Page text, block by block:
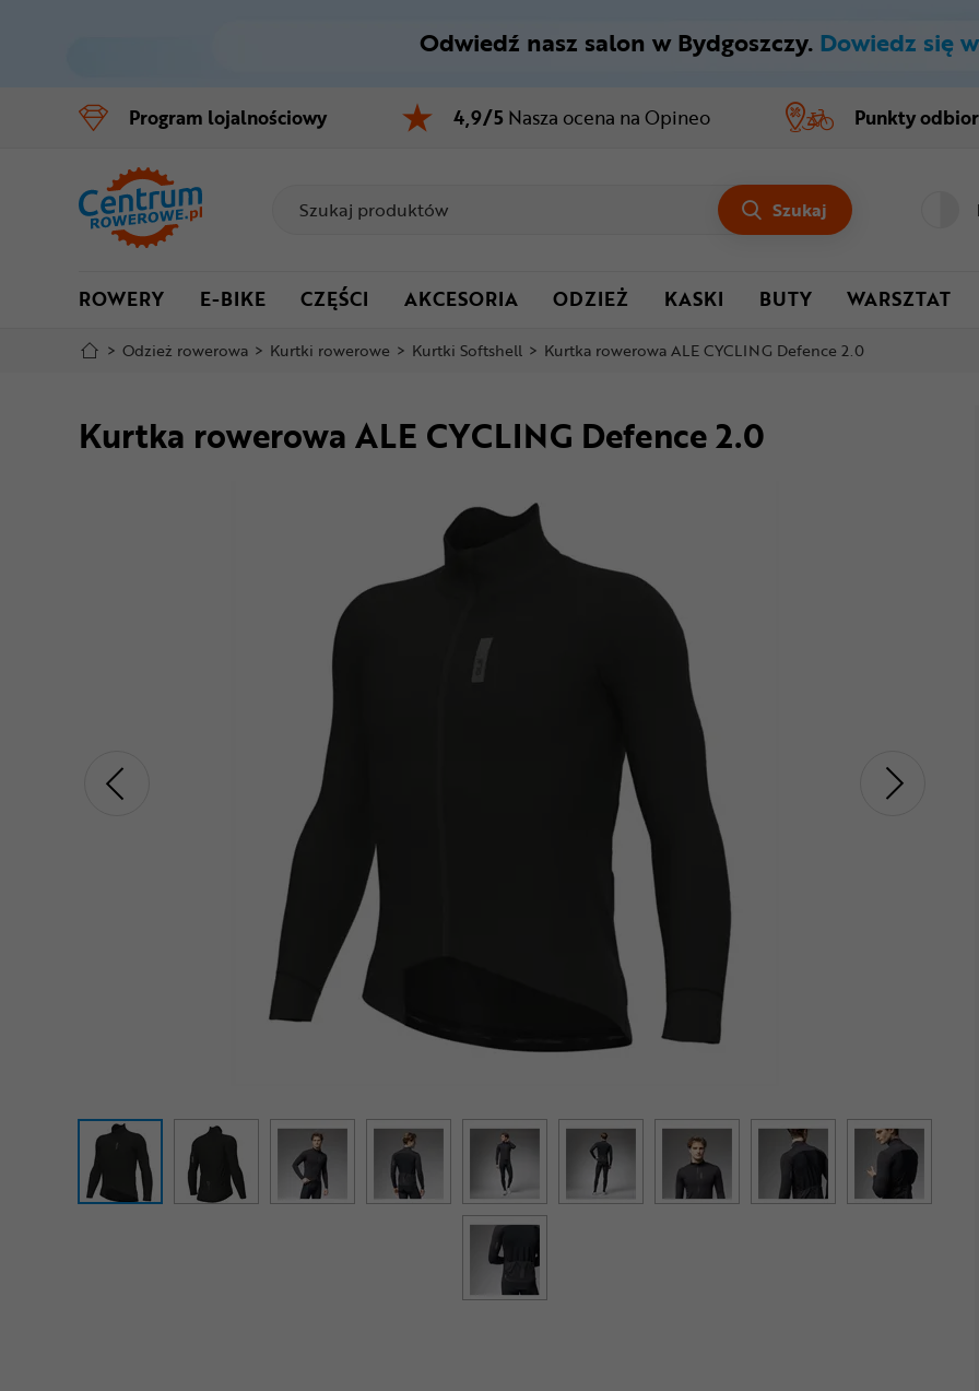
Menu główne
Informacje o produkcie
Do koszyka
Szczegółowe informacje
Mapa strony
Odwiedź nasz salon w Bydgoszczy. Dowiedz się
Program lojalnościowy 4,9/5 Nasza ocena na Opineo Punkty
Szukaj
ROWERY E-BIKE CZĘŚCI AKCESORIA ODZIEŻ KASKI BUTY WARSZTAT
> Odzież rowerowa > Kurtki rowerowe > Kurtki Softshell > Kurtka rowerowa ALE CYCLING Defence 2.0
Kurtka rowerowa ALE CYCLING Defence 2.0